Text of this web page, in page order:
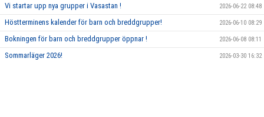
KALENDER
ARRANGEMANG/LÄGER
Vi startar upp nya grupper i Vasastan ! 2026-06-22 08:48
Höstterminens kalender för barn och breddgrupper! 2026-06-10 08:29
Bokningen för barn och breddgrupper öppnar ! 2026-06-08 08:11
Sommarläger 2026! 2026-03-30 16:32